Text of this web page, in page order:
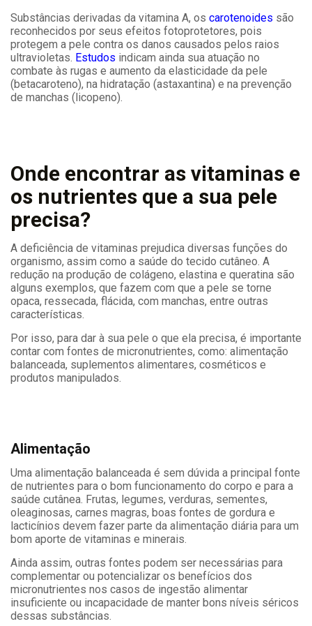
Substâncias derivadas da vitamina A, os carotenoides são
reconhecidos por seus efeitos fotoprotetores, pois
protegem a pele contra os danos causados pelos raios
ultravioletas. Estudos indicam ainda sua atuação no
combate às rugas e aumento da elasticidade da pele
(betacaroteno), na hidratação (astaxantina) e na prevenção
de manchas (licopeno).
Onde encontrar as vitaminas e
os nutrientes que a sua pele
precisa?
A deficiência de vitaminas prejudica diversas funções do
organismo, assim como a saúde do tecido cutâneo. A
redução na produção de colágeno, elastina e queratina são
alguns exemplos, que fazem com que a pele se torne
opaca, ressecada, flácida, com manchas, entre outras
características.
Por isso, para dar à sua pele o que ela precisa, é importante
contar com fontes de micronutrientes, como: alimentação
balanceada, suplementos alimentares, cosméticos e
produtos manipulados.
Alimentação
Uma alimentação balanceada é sem dúvida a principal fonte
de nutrientes para o bom funcionamento do corpo e para a
saúde cutânea. Frutas, legumes, verduras, sementes,
oleaginosas, carnes magras, boas fontes de gordura e
lacticínios devem fazer parte da alimentação diária para um
bom aporte de vitaminas e minerais.
Ainda assim, outras fontes podem ser necessárias para
complementar ou potencializar os benefícios dos
micronutrientes nos casos de ingestão alimentar
insuficiente ou incapacidade de manter bons níveis séricos
dessas substâncias.